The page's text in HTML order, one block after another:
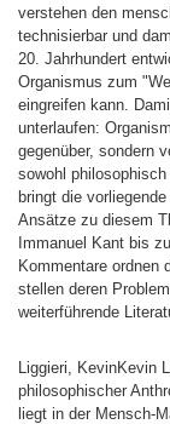
verstehen den
technisierbar und
20. Jahrhundert
Organismus zum
eingreifen kann.
unterlaufen:
gegenüber, sondern
sowohl
bringt die
Ansätze zu diesem
Immanuel Kant bis
Kommentare ordnen
stellen deren
weiterführende
Liggieri, KevinKevin
philosophischer
liegt in der Mensch-